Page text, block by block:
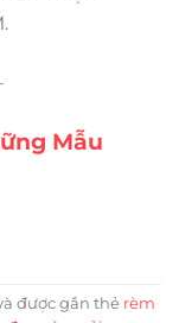
Mẫu
được gắn thẻ rèm